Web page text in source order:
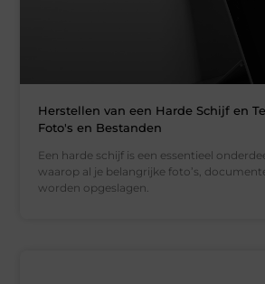
Herstellen van een Harde Schijf en
Foto's en Bestanden
Een harde schijf is een essentieel
waarop al je belangrijke foto’s,
worden opgeslagen.